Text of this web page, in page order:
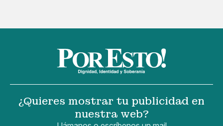
¿Quieres mostrar tu publicidad en
nuestra web?